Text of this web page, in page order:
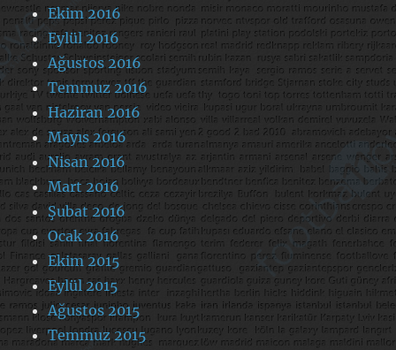
Ekim 2016
Eylül 2016
Ağustos 2016
Temmuz 2016
Haziran 2016
Mayıs 2016
Nisan 2016
Mart 2016
Şubat 2016
Ocak 2016
Ekim 2015
Eylül 2015
Ağustos 2015
Temmuz 2015